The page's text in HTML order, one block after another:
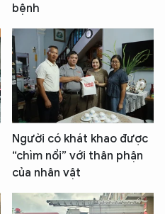
bệnh
Người có khát khao được
“chìm nổi” với thân phận
của nhân vật